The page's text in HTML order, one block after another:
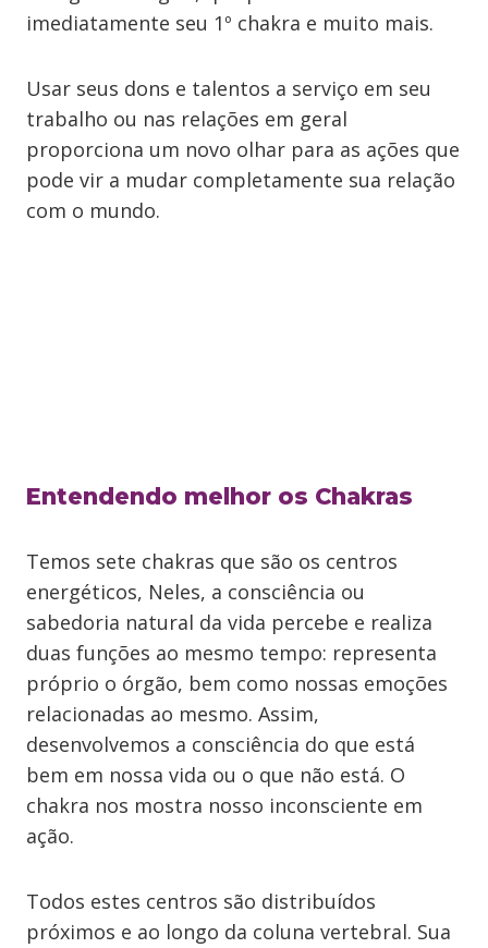
imediatamente seu 1º chakra e muito mais.
Usar seus dons e talentos a serviço em seu
trabalho ou nas relações em geral
proporciona um novo olhar para as ações que
pode vir a mudar completamente sua relação
com o mundo.
Entendendo melhor os Chakras
Temos sete chakras que são os centros
energéticos, Neles, a consciência ou
sabedoria natural da vida percebe e realiza
duas funções ao mesmo tempo: representa
próprio o órgão, bem como nossas emoções
relacionadas ao mesmo. Assim,
desenvolvemos a consciência do que está
bem em nossa vida ou o que não está. O
chakra nos mostra nosso inconsciente em
ação.
Todos estes centros são distribuídos
próximos e ao longo da coluna vertebral. Sua